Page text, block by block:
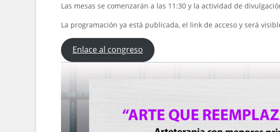
Las mesas se comenzarán a las 11:30 y la actividad de
La programación ya está publicada, el link de acceso y será
Enlace al congreso